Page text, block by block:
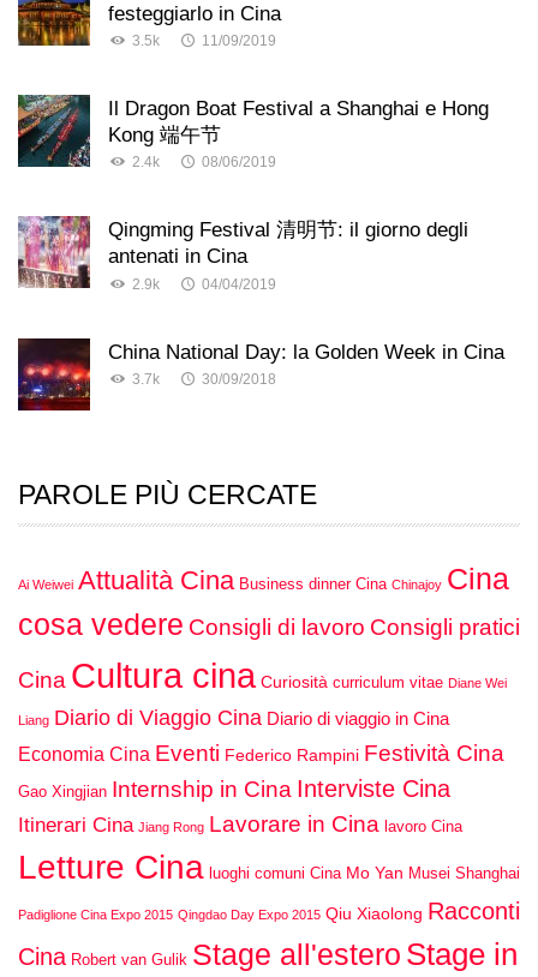
festeggiarlo in Cina
3.5k 11/09/2019
Il Dragon Boat Festival a Shanghai e Hong
Kong 端午节
2.4k 08/06/2019
Qingming Festival 清明节: il giorno degli
antenati in Cina
2.9k 04/04/2019
China National Day: la Golden Week in Cina
3.7k 30/09/2018
PAROLE PIÙ CERCATE
Ai Weiwei Attualità Cina Business dinner Cina Chinajoy Cina
cosa vedere Consigli di lavoro Consigli pratici
Cina Cultura cina Curiosità curriculum vitae Diane Wei
Liang Diario di Viaggio Cina Diario di viaggio in Cina
Economia Cina Eventi Federico Rampini Festività Cina
Gao Xingjian Internship in Cina Interviste Cina
Itinerari Cina Jiang Rong Lavorare in Cina lavoro Cina
Letture Cina luoghi comuni Cina Mo Yan Musei Shanghai
Padiglione Cina Expo 2015 Qingdao Day Expo 2015 Qiu Xiaolong Racconti
Cina Robert van Gulik Stage all'estero Stage in